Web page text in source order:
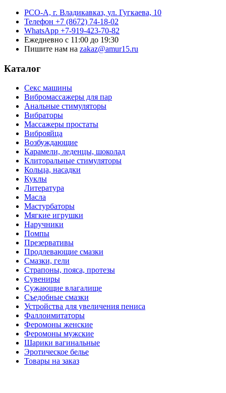
РСО-А, г. Владикавказ, ул. Гугкаева, 10
Телефон +7 (8672) 74-18-02
WhatsApp +7-919-423-70-82
Ежедневно с 11:00 до 19:30
Пишите нам на zakaz@amur15.ru
Каталог
Секс машины
Вибромассажеры для пар
Анальные стимуляторы
Вибраторы
Массажеры простаты
Виброяйца
Возбуждающие
Карамели, леденцы, шоколад
Клиторальные стимуляторы
Кольца, насадки
Куклы
Литература
Масла
Мастурбаторы
Мягкие игрушки
Наручники
Помпы
Презервативы
Продлевающие смазки
Смазки, гели
Страпоны, пояса, протезы
Сувениры
Сужающие влагалище
Съедобные смазки
Устройства для увеличения пениса
Фаллоимитаторы
Феромоны женские
Феромоны мужские
Шарики вагинальные
Эротическое белье
Товары на заказ